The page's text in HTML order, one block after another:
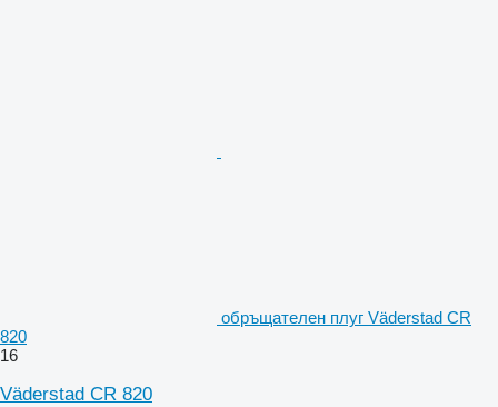
обръщателен плуг Väderstad CR
820
16
Väderstad CR 820